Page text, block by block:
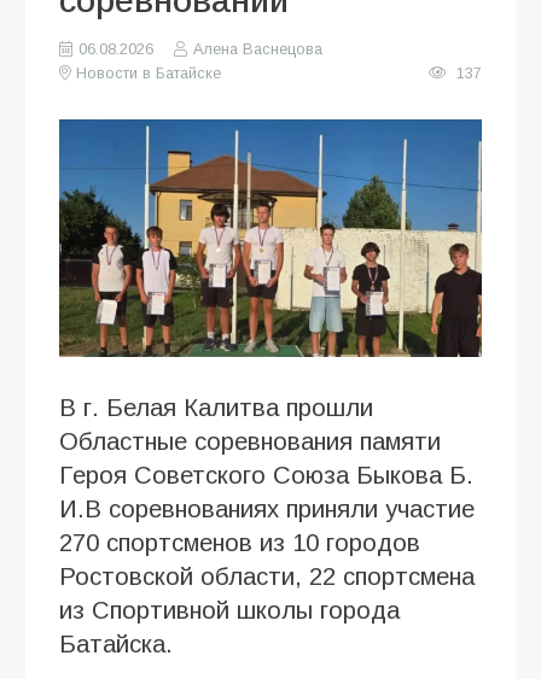
06.08.2026
Алена Васнецова
Новости в Батайске
137
В г. Белая Калитва прошли
Областные соревнования памяти
Героя Советского Союза Быкова Б.
И.В соревнованиях приняли участие
270 спортсменов из 10 городов
Ростовской области, 22 спортсмена
из Спортивной школы города
Батайска.